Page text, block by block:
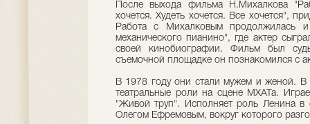
После выхода фильма Н.Михалкова
хочется. Худеть хочется. Все хочется",
Работа с Михалковым продолжилась
механического пианино", где актер
своей кинобиографии. Фильм был
съемочной площадке он познакомился с
В 1978 году они стали мужем и женой. В
театральные роли на сцене МХАТа.
"Живой труп". Исполняет роль Ленина в
Олегом Ефремовым, вокруг которого